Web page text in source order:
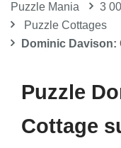
Puzzle Mania 3
Puzzle Cottages
Dominic
Puzzle
Cottage